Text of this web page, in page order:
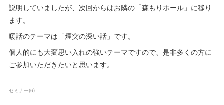
説明していましたが、次回からはお隣の「森もりホール」に移り
ます。
暖話のテーマは「煙突の深い話」です。
個人的にも大変思い入れの強いテーマですので、是非多くの方に
ご参加いただきたいと思います。
セミナー(6)